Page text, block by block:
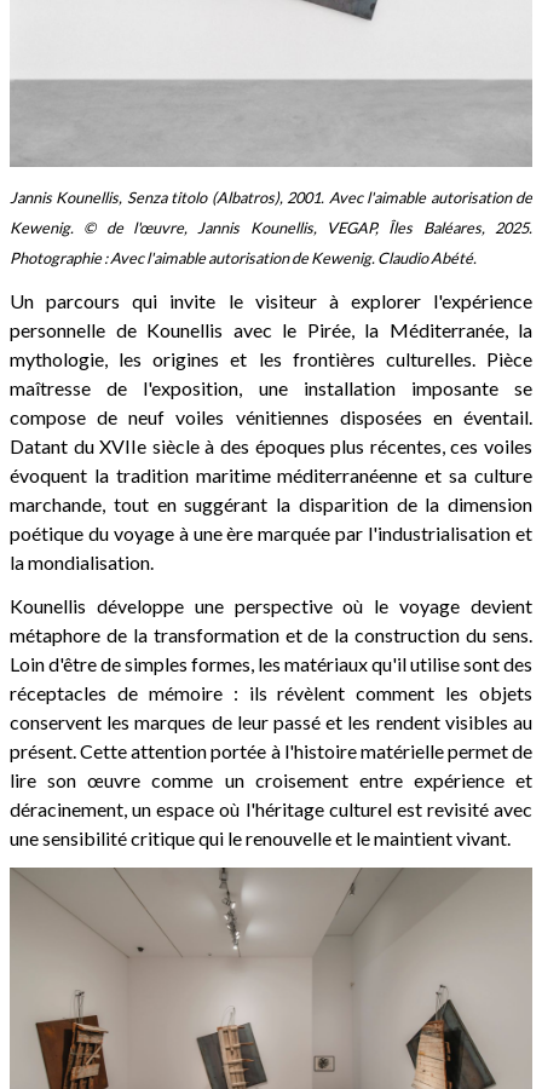
Jannis Kounellis, Senza titolo (Albatros), 2001. Avec l'aimable autorisation de
Kewenig. © de l'œuvre, Jannis Kounellis, VEGAP, Îles Baléares, 2025.
Photographie : Avec l'aimable autorisation de Kewenig. Claudio Abété.
Un parcours qui invite le visiteur à explorer l'expérience
personnelle de Kounellis avec le Pirée, la Méditerranée, la
mythologie, les origines et les frontières culturelles. Pièce
maîtresse de l'exposition, une installation imposante se
compose de neuf voiles vénitiennes disposées en éventail.
Datant du XVIIe siècle à des époques plus récentes, ces voiles
évoquent la tradition maritime méditerranéenne et sa culture
marchande, tout en suggérant la disparition de la dimension
poétique du voyage à une ère marquée par l'industrialisation et
la mondialisation.
Kounellis développe une perspective où le voyage devient
métaphore de la transformation et de la construction du sens.
Loin d'être de simples formes, les matériaux qu'il utilise sont des
réceptacles de mémoire : ils révèlent comment les objets
conservent les marques de leur passé et les rendent visibles au
présent. Cette attention portée à l'histoire matérielle permet de
lire son œuvre comme un croisement entre expérience et
déracinement, un espace où l'héritage culturel est revisité avec
une sensibilité critique qui le renouvelle et le maintient vivant.